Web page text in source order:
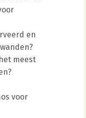
en
meest
voor